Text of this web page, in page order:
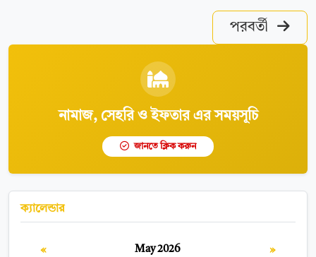
পরবর্তী
নামাজ, সেহরি ও ইফতার এর সময়সূচি
জানতে ক্লিক করুন
ক্যালেন্ডার
« May 2026 »